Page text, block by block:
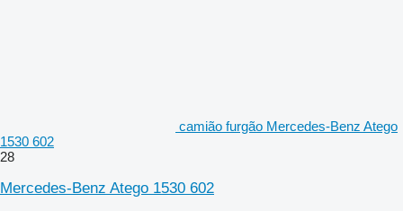
camião furgão Mercedes-Benz Atego
1530 602
28
Mercedes-Benz Atego 1530 602